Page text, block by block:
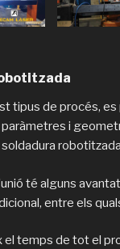
tipus de procés,
i
robotitzada
té alguns
entre els
temps de tot el